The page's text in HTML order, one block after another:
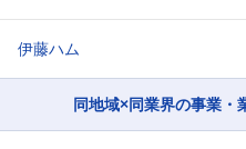
伊藤ハム
同地域×同業界の事業・